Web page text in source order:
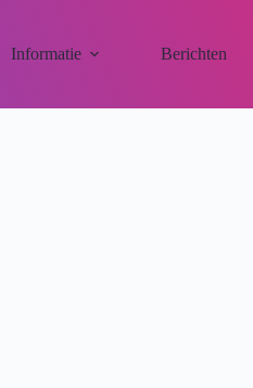
Informatie Berichten